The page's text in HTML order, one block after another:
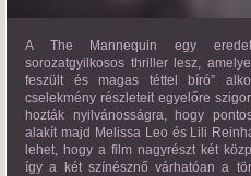
A The Mannequin egy
sorozatgyilkosos thriller lesz,
feszült és magas téttel bíró”
cselekmény részleteit egyelőre
hozták nyilvánosságra, hogy
alakít majd Melissa Leo és Lili
lehet, hogy a film nagyrészt két
így a két színésznő várhatóan a